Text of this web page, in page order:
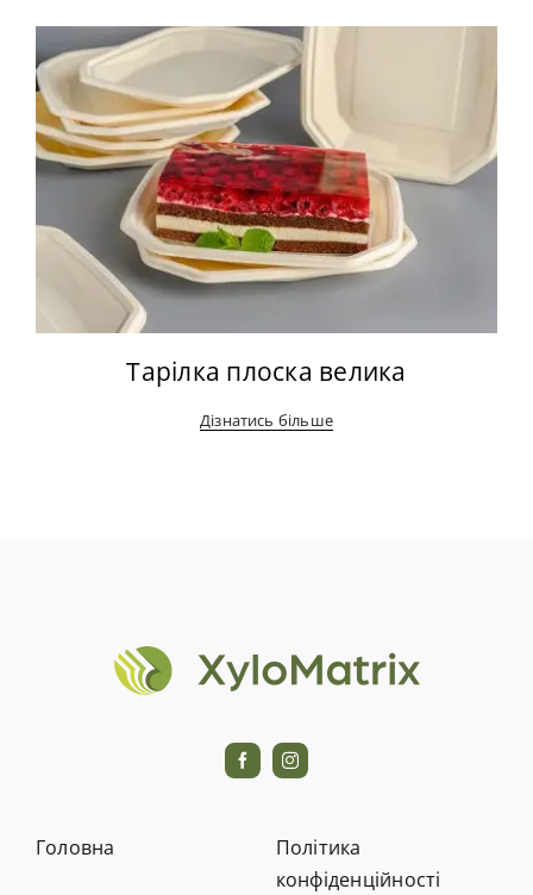
Тарілка плоска велика
Дізнатись більше
Головна
Політика
конфіденційності